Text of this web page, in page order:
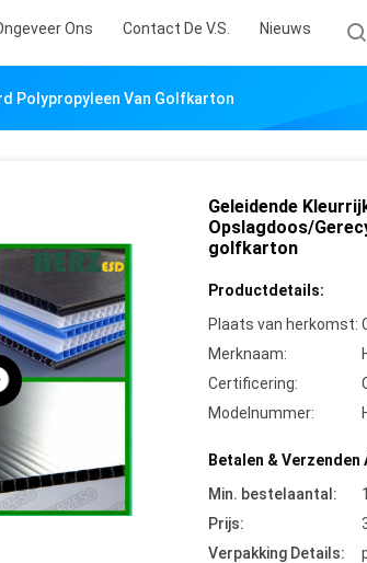
Ons Contact De V.S. Nieuws
Polypropyleen Van Golfkarton
Geleidende
Opslagdoos/
golfkarton
Productdetails:
Plaats van herkomst:
Merknaam:
Certificering:
Modelnummer:
Betalen &
Min. bestelaantal:
Prijs:
Verpakking Details: